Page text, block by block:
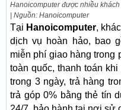
Hanoicomputer được nhiều
| Nguồn: Hanoicomputer
Tại Hanoicomputer,
dịch vụ hoàn hảo, bao
miễn phí giao hàng trong
toàn quốc, thanh toán
trong 3 ngày, trả hàng
trả góp 0% bằng thẻ tín